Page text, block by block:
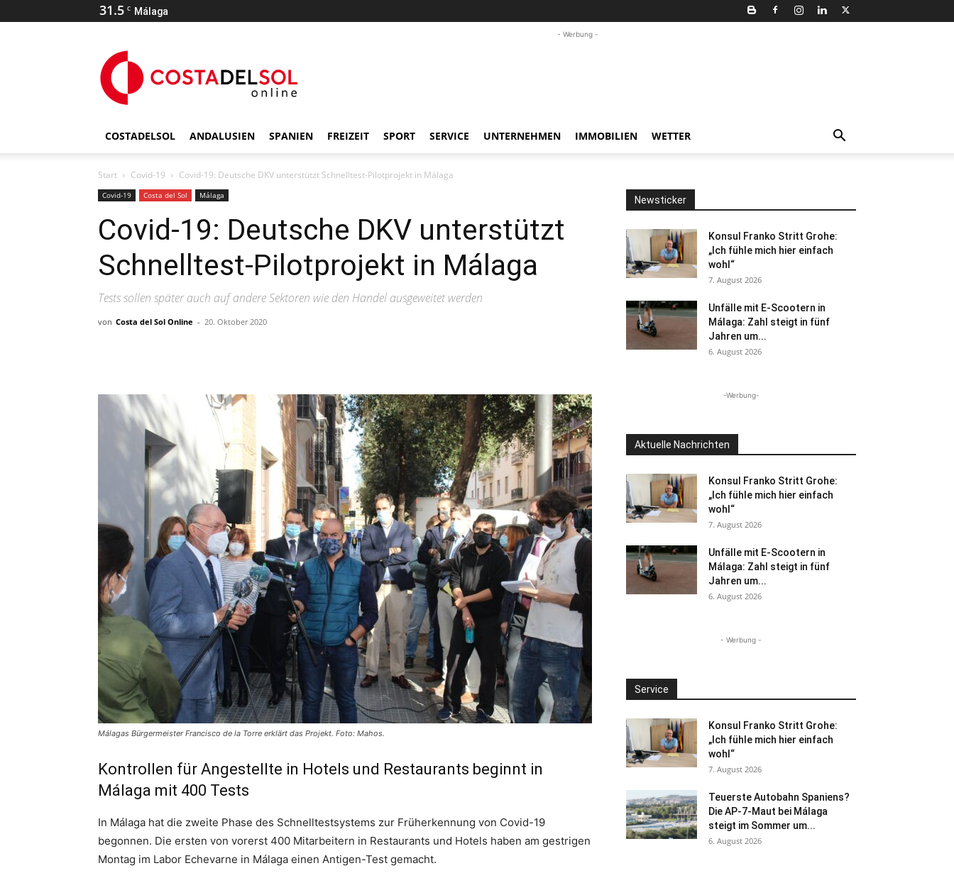
31.5 C Málaga
- Werbung -
COSTADELSOL ANDALUSIEN SPANIEN FREIZEIT SPORT SERVICE UNTERNEHMEN IMMOBILIEN WETTER
Start Covid-19 Covid-19: Deutsche DKV unterstützt Schnelltest-Pilotprojekt in Málaga
Covid-19 Costa del Sol Málaga
Covid-19: Deutsche DKV unterstützt
Schnelltest-Pilotprojekt in Málaga
Tests sollen später auch auf andere Sektoren wie den Handel ausgeweitet werden
von Costa del Sol Online - 20. Oktober 2020
Málagas Bürgermeister Francisco de la Torre erklärt das Projekt. Foto: Mahos.
Kontrollen für Angestellte in Hotels und Restaurants beginnt in
Málaga mit 400 Tests
In Málaga hat die zweite Phase des Schnelltestsystems zur Früherkennung von Covid-19
begonnen. Die ersten von vorerst 400 Mitarbeitern in Restaurants und Hotels haben am gestrigen
Montag im Labor Echevarne in Málaga einen Antigen-Test gemacht.
Newsticker
Konsul Franko Stritt Grohe:
„Ich fühle mich hier einfach
wohl“
7. August 2026
Unfälle mit E-Scootern in
Málaga: Zahl steigt in fünf
Jahren um...
6. August 2026
-Werbung-
Aktuelle Nachrichten
Konsul Franko Stritt Grohe:
„Ich fühle mich hier einfach
wohl“
7. August 2026
Unfälle mit E-Scootern in
Málaga: Zahl steigt in fünf
Jahren um...
6. August 2026
- Werbung -
Service
Konsul Franko Stritt Grohe:
„Ich fühle mich hier einfach
wohl“
7. August 2026
Teuerste Autobahn Spaniens?
Die AP-7-Maut bei Málaga
steigt im Sommer um...
6. August 2026